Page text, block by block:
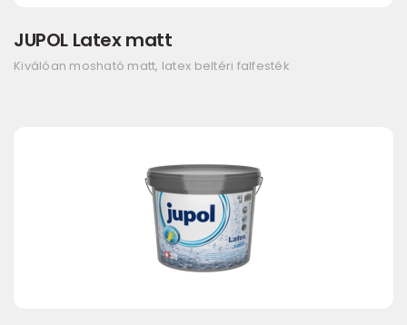
JUPOL Latex matt
Kiválóan mosható matt, latex beltéri falfesték